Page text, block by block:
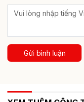
Gửi bình luận